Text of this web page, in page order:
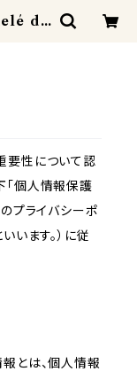
de
要性について認
「個人情報保護
のプライバシーポ
います。）に従
とは、個人情報